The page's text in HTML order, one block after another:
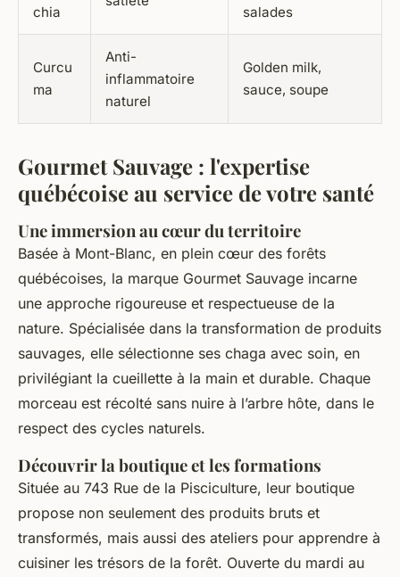
chia
salades
Curcu
ma
Anti-
inflammatoire
naturel
Golden milk,
sauce, soupe
Gourmet Sauvage : l'expertise
québécoise au service de votre santé
Une immersion au cœur du territoire
Basée à Mont-Blanc, en plein cœur des forêts
québécoises, la marque Gourmet Sauvage incarne
une approche rigoureuse et respectueuse de la
nature. Spécialisée dans la transformation de produits
sauvages, elle sélectionne ses chaga avec soin, en
privilégiant la cueillette à la main et durable. Chaque
morceau est récolté sans nuire à l’arbre hôte, dans le
respect des cycles naturels.
Découvrir la boutique et les formations
Située au 743 Rue de la Pisciculture, leur boutique
propose non seulement des produits bruts et
transformés, mais aussi des ateliers pour apprendre à
cuisiner les trésors de la forêt. Ouverte du mardi au